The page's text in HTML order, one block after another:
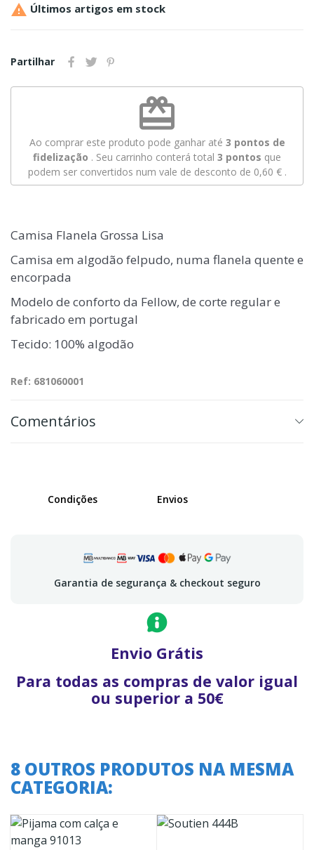
 Últimos artigos em stock
Partilhar
redeem
Ao comprar este produto pode ganhar até 3 pontos de
fidelização . Seu carrinho conterá total 3 pontos que
podem ser convertidos num vale de desconto de 0,60 €.
Camisa Flanela Grossa Lisa
Camisa em algodão felpudo, numa flanela quente e
encorpada
Modelo de conforto da Fellow, de corte regular e
fabricado em portugal
Tecido: 100% algodão
Ref: 681060001
Comentários
Condições Envios
Garantia de segurança & checkout seguro
Envio Grátis
Para todas as compras de valor igual
ou superior a 50€
8 OUTROS PRODUTOS NA MESMA
CATEGORIA: